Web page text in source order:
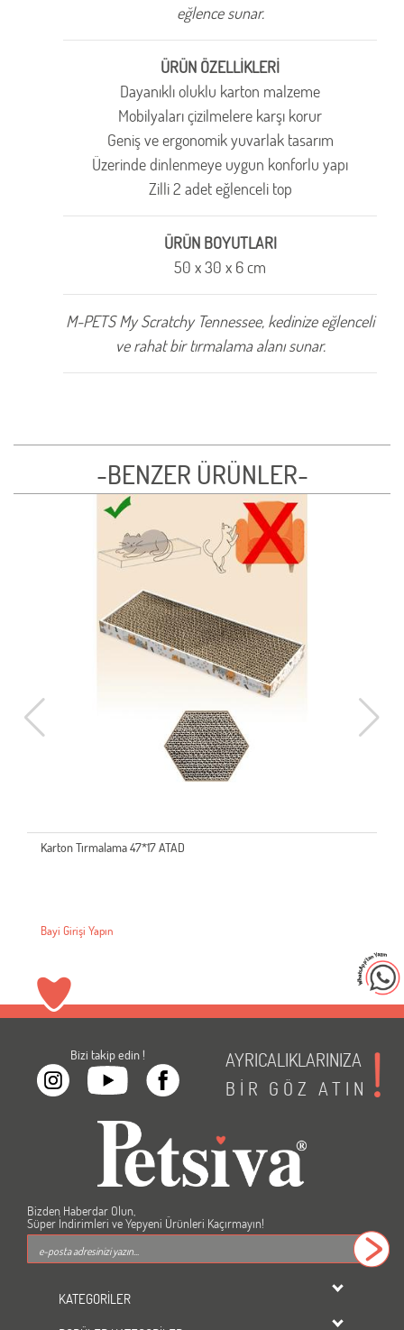
eğlence sunar.
ÜRÜN ÖZELLİKLERİ
Dayanıklı oluklu karton malzeme
Mobilyaları çizilmelere karşı korur
Geniş ve ergonomik yuvarlak tasarım
Üzerinde dinlenmeye uygun konforlu yapı
Zilli 2 adet eğlenceli top
ÜRÜN BOYUTLARI
50 x 30 x 6 cm
M-PETS My Scratchy Tennessee, kedinize eğlenceli
ve rahat bir tırmalama alanı sunar.
-BENZER ÜRÜNLER-
Karton Tırmalama 47*17 ATAD
Bayi Girişi Yapın
Bizi takip edin !
AYRICALIKLARINIZA
BİR GÖZ ATIN
Bizden Haberdar Olun,
Süper İndirimleri ve Yepyeni Ürünleri Kaçırmayın!
KATEGORİLER
dondurulmuş ürünler